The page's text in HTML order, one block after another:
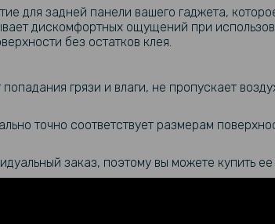
для задней панели вашего гаджета,
дискомфортных ощущений при
без остатков клея.
грязи и влаги, не пропускает
точно соответствует размерам
заказ, поэтому вы можете купить